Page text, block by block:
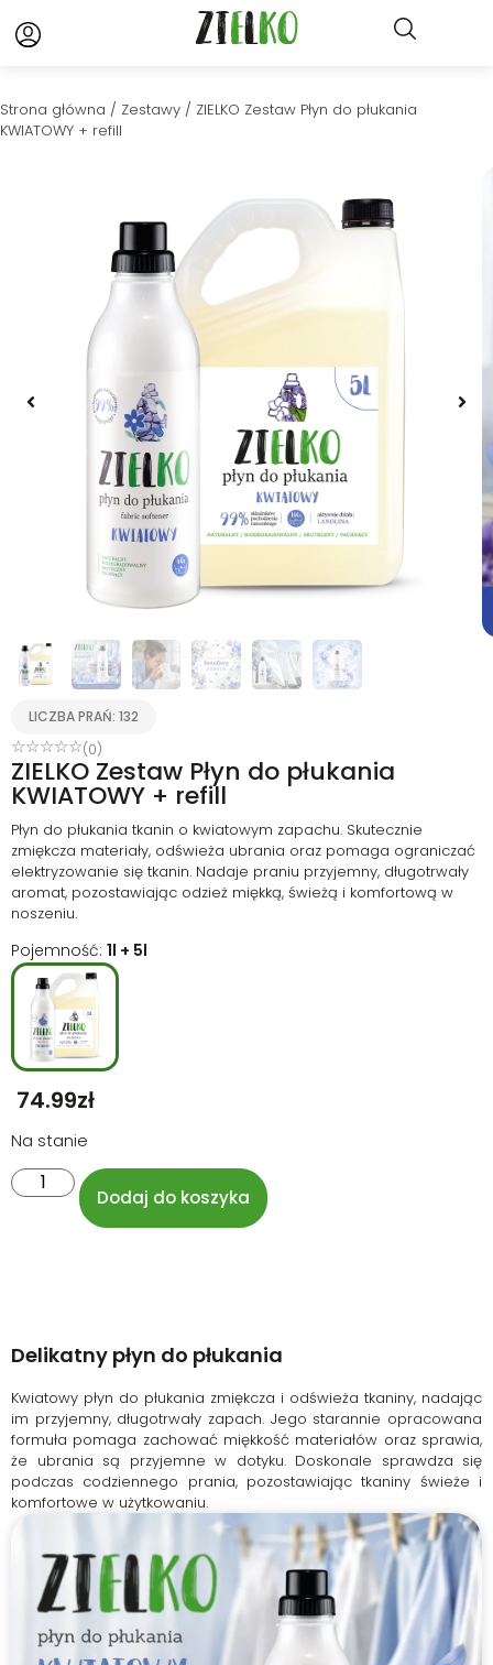
Strona główna / Zestawy / ZIELKO Zestaw Płyn do płukania
KWIATOWY + refill
LICZBA PRAŃ: 132
☆☆☆☆☆(0)
ZIELKO Zestaw Płyn do płukania
KWIATOWY + refill
Płyn do płukania tkanin o kwiatowym zapachu. Skutecznie
zmiękcza materiały, odświeża ubrania oraz pomaga ograniczać
elektryzowanie się tkanin. Nadaje praniu przyjemny, długotrwały
aromat, pozostawiając odzież miękką, świeżą i komfortową w
noszeniu.
Pojemność: 1l + 5l
74.99Zł
Na stanie
Dodaj do koszyka
Delikatny płyn do płukania
Kwiatowy płyn do płukania zmiękcza i odświeża tkaniny, nadając
im przyjemny, długotrwały zapach. Jego starannie opracowana
formuła pomaga zachować miękkość materiałów oraz sprawia,
że ubrania są przyjemne w dotyku. Doskonale sprawdza się
podczas codziennego prania, pozostawiając tkaniny świeże i
komfortowe w użytkowaniu.